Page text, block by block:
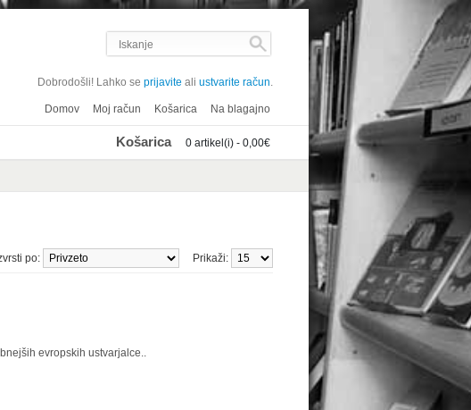
Dobrodošli! Lahko se prijavite ali ustvarite račun.
Domov Moj račun Košarica Na blagajno
Košarica 0 artikel(i) - 0,00€
Prikaži:
po:
evropskih ustvarjalce..